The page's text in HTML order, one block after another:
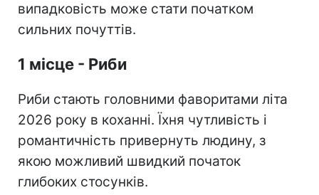
випадковість може стати початком
сильних почуттів.
1 місце - Риби
Риби стають головними фаворитами літа
2026 року в коханні. Їхня чутливість і
романтичність привернуть людину, з
якою можливий швидкий початок
глибоких стосунків.